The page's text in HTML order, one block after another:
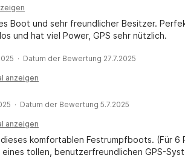
Boot und sehr freundlicher Besitzer.
und hat viel Power, GPS sehr nützlich.
· Datum der Bewertung 27.7.2025
anzeigen
· Datum der Bewertung 5.7.2025
anzeigen
komfortablen Festrumpfboots. (Für 6
tollen, benutzerfreundlichen GPS-